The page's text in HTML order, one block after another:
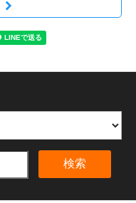
検索